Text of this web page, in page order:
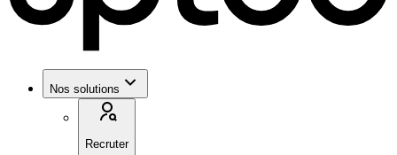
Nos solutions
Recruter